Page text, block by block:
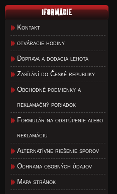
Kontakt
otváracie hodiny
Doprava a dodacia lehota
Zasílání do České republiky
Obchodné podmienky a
reklamačný poriadok
Formulár na odstúpenie alebo
reklamáciu
Alternatívne riešenie sporov
Ochrana osobných údajov
Mapa stránok